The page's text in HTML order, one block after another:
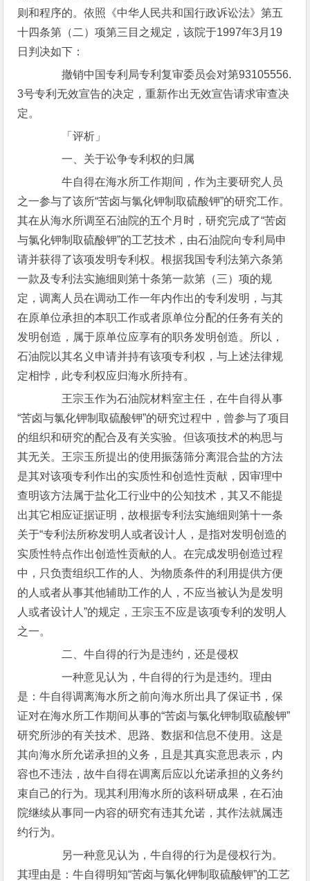
则和程序的。依照《中华人民共和国行政诉讼法》第五
十四条第（二）项第三目之规定，该院于1997年3月19
日判决如下：
撤销中国专利局专利复审委员会对第93105556.
3号专利无效宣告的决定，重新作出无效宣告请求审查决
定。
「评析」
一、关于讼争专利权的归属
牛自得在海水所工作期间，作为主要研究人员
之一参与了该所“苦卤与氯化钾制取硫酸钾”的研究工作。
其在从海水所调至石油院的五个月时，研究完成了“苦卤
与氯化钾制取硫酸钾”的工艺技术，由石油院向专利局申
请并获得了该项发明专利权。根据我国专利法第六条第
一款及专利法实施细则第十条第一款第（三）项的规
定，调离人员在调动工作一年内作出的专利发明，与其
在原单位承担的本职工作或者原单位分配的任务有关的
发明创造，属于原单位应享有的职务发明创造。所以，
石油院以其名义申请并持有该项专利权，与上述法律规
定相悖，此专利权应归海水所持有。
王宗玉作为石油院材料室主任，在牛自得从事
“苦卤与氯化钾制取硫酸钾”的研究过程中，曾参与了项目
的组织和研究的配合及有关实验。但该项技术的构思与
其无关。王宗玉所提出的使用振荡筛分离混合盐的方法
是其对该项专利作出的实质性和创造性贡献，因审理中
查明该方法属于盐化工行业中的公知技术，其又不能提
出其它相应证据证明，故根据专利法实施细则第十一条
关于“专利法所称发明人或者设计人，是指对发明创造的
实质性特点作出创造性贡献的人。在完成发明创造过程
中，只负责组织工作的人、为物质条件的利用提供方便
的人或者从事其他辅助工作的人，不应当被认为是发明
人或者设计人”的规定，王宗玉不应是该项专利的发明人
之一。
二、牛自得的行为是违约，还是侵权
一种意见认为，牛自得的行为是违约。理由
是：牛自得调离海水所之前向海水所出具了保证书，保
证对在海水所工作期间从事的“苦卤与氯化钾制取硫酸钾”
研究所涉的有关技术、思路、数据和信息不使用。这是
其向海水所允诺承担的义务，且是其真实意思表示，内
容也不违法，故牛自得在调离后应以允诺承担的义务约
束自己的行为。现其利用海水所的该科研成果，在石油
院继续从事同一内容的研究有违其允诺，其作法就属违
约行为。
另一种意见认为，牛自得的行为是侵权行为。
其理由是：牛自得明知“苦卤与氯化钾制取硫酸钾”的工艺